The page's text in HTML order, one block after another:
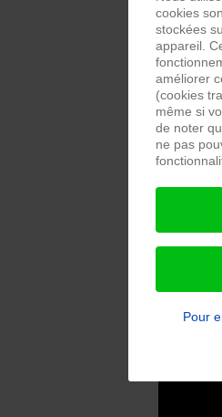
cookies
stockées
appareil.
améliorer
(cookies
même si
de noter
ne pas
Pour